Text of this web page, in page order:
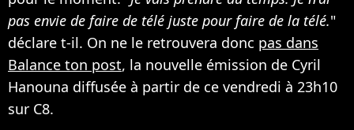
pas envie de faire de télé juste pour faire de la télé."
déclare t-il. On ne le retrouvera donc pas dans
Balance ton post, la nouvelle émission de Cyril
Hanouna diffusée à partir de ce vendredi à 23h10
sur C8.